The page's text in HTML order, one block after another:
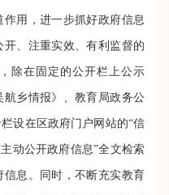
用，进一步抓好政府信息
、注重实效、有利监督的
除在固定的公开栏上公示
乡情报》、教育局政务公
设在区政府门户网站的“信
动公开政府信息”全文检索
息。同时，不断充实教育